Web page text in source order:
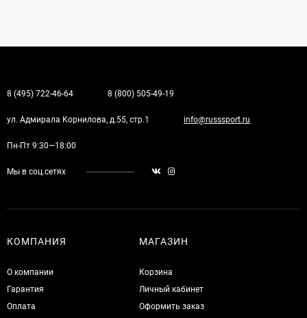
8 (495) 722-46-64 8 (800) 505-49-19
ул. Адмирала Корнилова, д.55, стр.1 info@russsport.ru
Пн-Пт 9:30—18:00
Мы в соц.сетях
КОМПАНИЯ
О компании
Гарантия
Оплата
МАГАЗИН
Корзина
Личный кабинет
Оформить заказ